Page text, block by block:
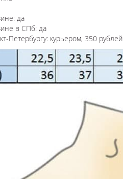
да
в СПб: да
Петербургу: курьером, 350 рублей